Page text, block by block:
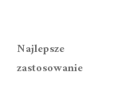
Najlepsze
zastosowanie